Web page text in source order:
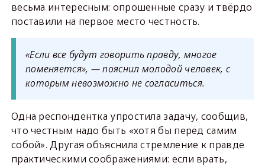
весьма интересным: опрошенные сразу и твёрдо
поставили на первое место честность.
«Если все будут говорить правду, многое
поменяется», — пояснил молодой человек, с
которым невозможно не согласиться.
Одна респондентка упростила задачу, сообщив,
что честным надо быть «хотя бы перед самим
собой». Другая объяснила стремление к правде
практическими соображениями: если врать,